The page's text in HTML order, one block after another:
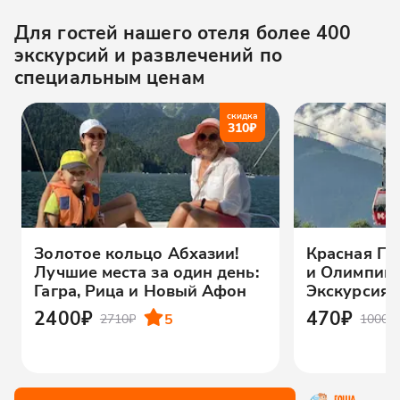
Для гостей нашего отеля более 400
экскурсий и развлечений по
специальным ценам
скидка
310₽
Золотое кольцо Абхазии!
Лучшие места за один день:
Гагра, Рица и Новый Афон
2400₽ 2710₽ 5
Красная
и
Экскурсия
470₽ 1000₽